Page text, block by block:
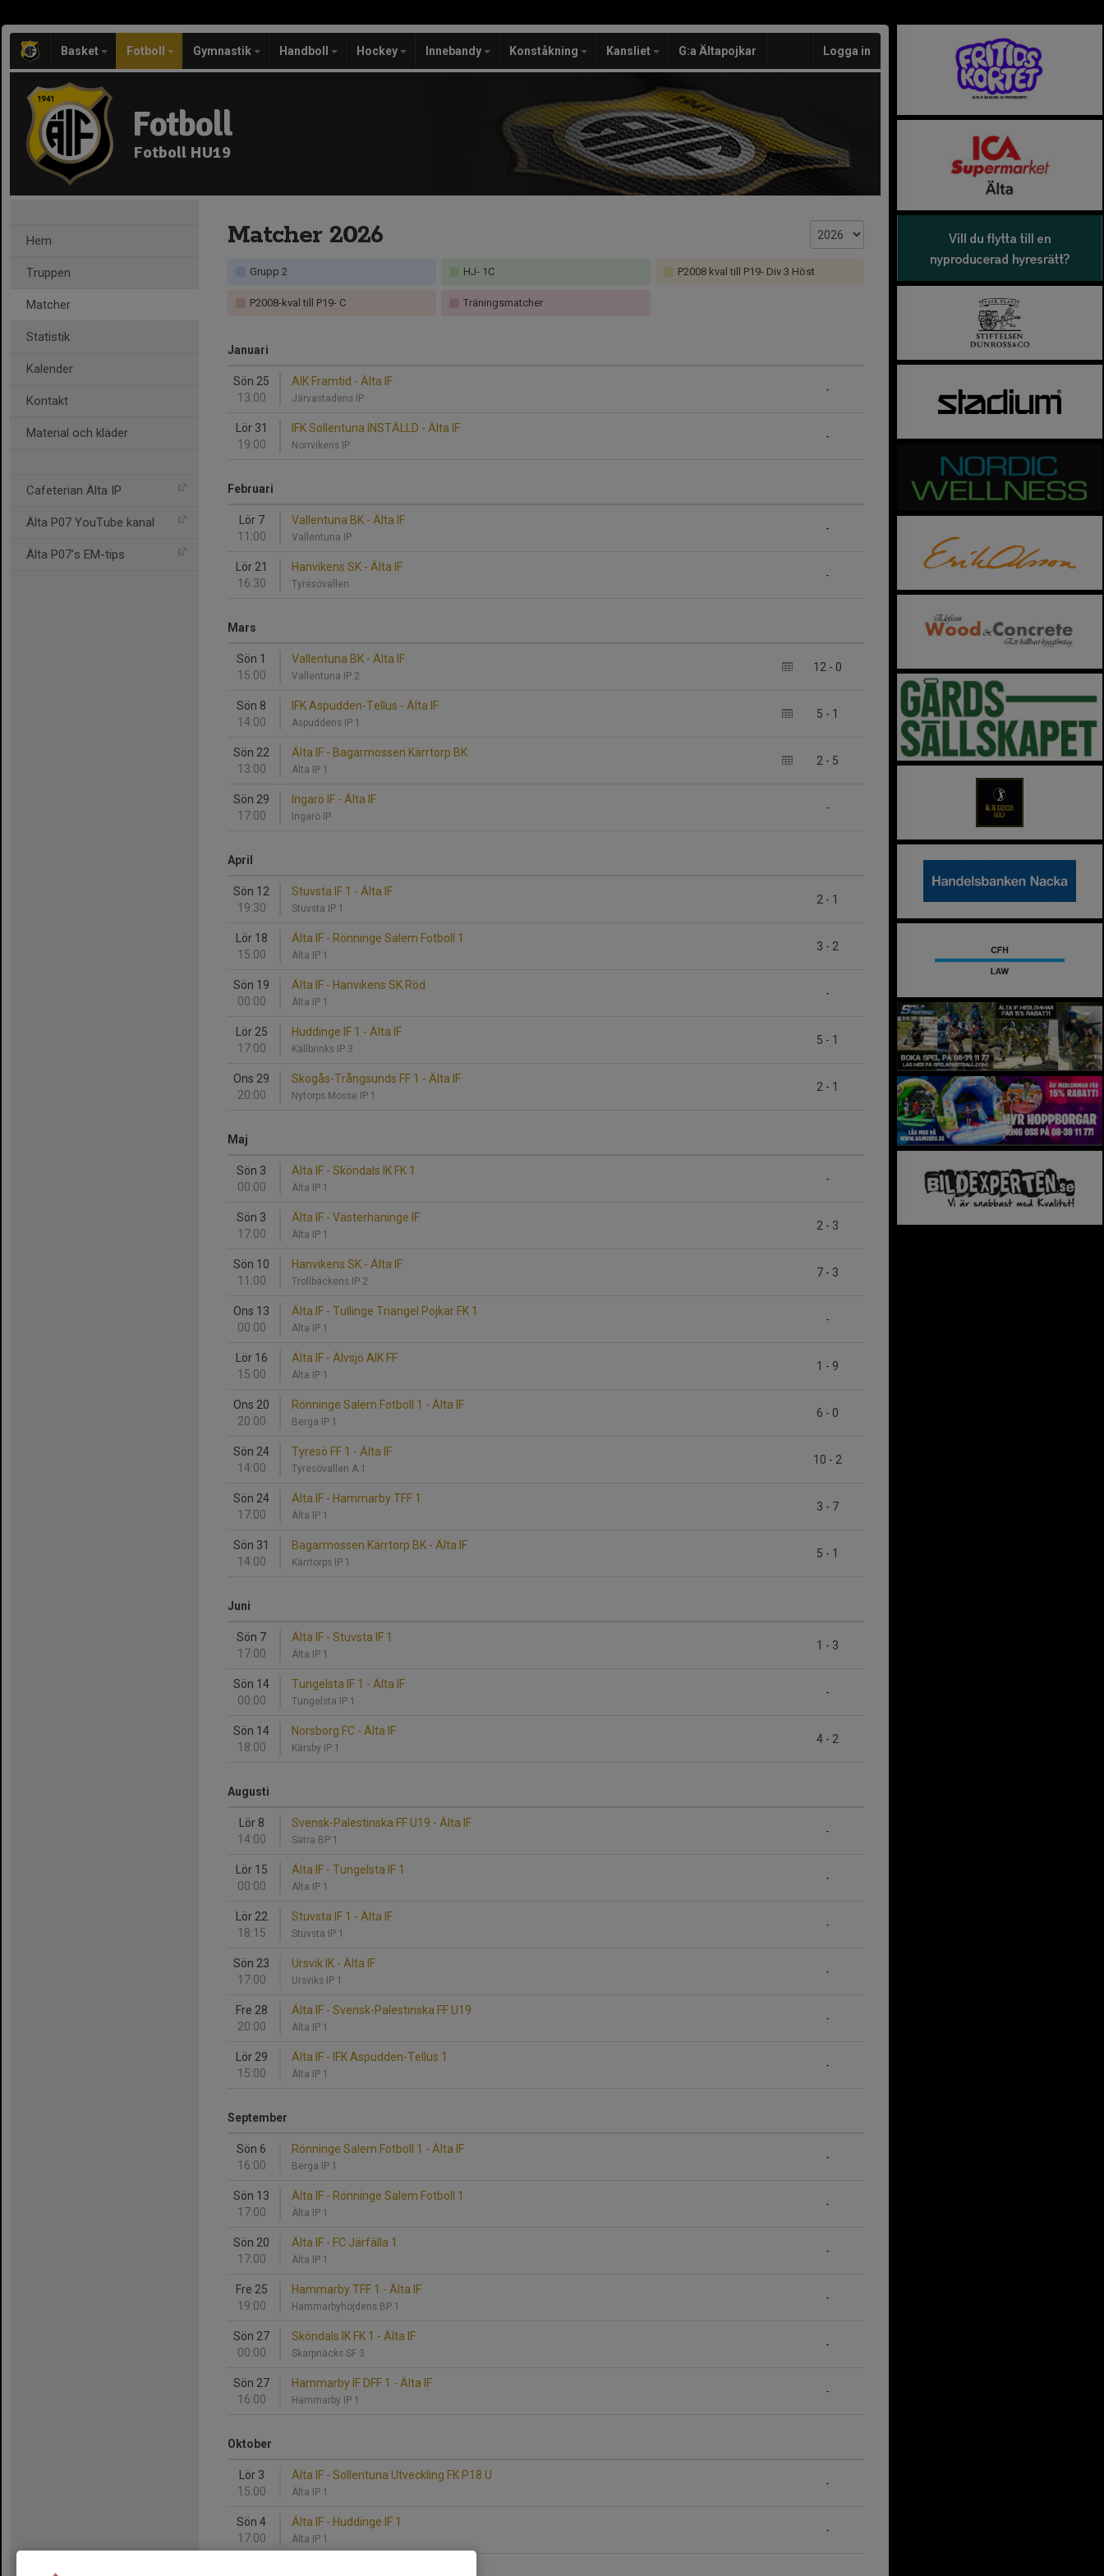
Basket Fotboll Gymnastik Handboll Hockey Innebandy Konståkning Kansliet G:a Ältapojkar Logga in
Fotboll
Fotboll HU19
Hem
Truppen
Matcher
Statistik
Kalender
Kontakt
Material och kläder
Cafeterian Älta IP
Älta P07 YouTube kanal
Älta P07's EM-tips
Matcher 2026
Grupp 2 HJ- 1C P2008 kval till P19- Div 3 Höst
P2008-kval till P19- C Träningsmatcher
Januari
Sön 25
13:00
-
AIK Framtid - Älta IF
Järvastadens IP
Lör 31
19:00
-
IFK Sollentuna INSTÄLLD - Älta IF
Norrvikens IP
Februari
Lör 7
11:00
-
Vallentuna BK - Älta IF
Vallentuna IP
Lör 21
16:30
-
Hanvikens SK - Älta IF
Tyresövallen
Mars
Sön 1
15:00
12 - 0
Vallentuna BK - Älta IF
Vallentuna IP 2
Sön 8
14:00
5 - 1
IFK Aspudden-Tellus - Älta IF
Aspuddens IP 1
Sön 22
13:00
2 - 5
Älta IF - Bagarmossen Kärrtorp BK
Älta IP 1
Sön 29
17:00
-
Ingarö IF - Älta IF
Ingarö IP
April
Sön 12
19:30
2 - 1
Stuvsta IF 1 - Älta IF
Stuvsta IP 1
Lör 18
15:00
3 - 2
Älta IF - Rönninge Salem Fotboll 1
Älta IP 1
Sön 19
00:00
-
Älta IF - Hanvikens SK Röd
Älta IP 1
Lör 25
17:00
5 - 1
Huddinge IF 1 - Älta IF
Källbrinks IP 3
Ons 29
20:00
2 - 1
Skogås-Trångsunds FF 1 - Älta IF
Nytorps Mosse IP 1
Maj
Sön 3
00:00
-
Älta IF - Sköndals IK FK 1
Älta IP 1
Sön 3
17:00
2 - 3
Älta IF - Västerhaninge IF
Älta IP 1
Sön 10
11:00
7 - 3
Hanvikens SK - Älta IF
Trollbäckens IP 2
Ons 13
00:00
-
Älta IF - Tullinge Triangel Pojkar FK 1
Älta IP 1
Lör 16
15:00
1 - 9
Älta IF - Älvsjö AIK FF
Älta IP 1
Ons 20
20:00
6 - 0
Rönninge Salem Fotboll 1 - Älta IF
Berga IP 1
Sön 24
14:00
10 - 2
Tyresö FF 1 - Älta IF
Tyresövallen A 1
Sön 24
17:00
3 - 7
Älta IF - Hammarby TFF 1
Älta IP 1
Sön 31
14:00
5 - 1
Bagarmossen Kärrtorp BK - Älta IF
Kärrtorps IP 1
Juni
Sön 7
17:00
1 - 3
Älta IF - Stuvsta IF 1
Älta IP 1
Sön 14
00:00
-
Tungelsta IF 1 - Älta IF
Tungelsta IP 1
Sön 14
18:00
4 - 2
Norsborg FC - Älta IF
Kärsby IP 1
Augusti
Lör 8
14:00
-
Svensk-Palestinska FF U19 - Älta IF
Sätra BP 1
Lör 15
00:00
-
Älta IF - Tungelsta IF 1
Älta IP 1
Lör 22
18:15
-
Stuvsta IF 1 - Älta IF
Stuvsta IP 1
Sön 23
17:00
-
Ursvik IK - Älta IF
Ursviks IP 1
Fre 28
20:00
-
Älta IF - Svensk-Palestinska FF U19
Älta IP 1
Lör 29
15:00
-
Älta IF - IFK Aspudden-Tellus 1
Älta IP 1
September
Sön 6
16:00
-
Rönninge Salem Fotboll 1 - Älta IF
Berga IP 1
Sön 13
17:00
-
Älta IF - Rönninge Salem Fotboll 1
Älta IP 1
Sön 20
17:00
-
Älta IF - FC Järfälla 1
Älta IP 1
Fre 25
19:00
-
Hammarby TFF 1 - Älta IF
Hammarbyhöjdens BP 1
Sön 27
00:00
-
Sköndals IK FK 1 - Älta IF
Skarpnäcks SF 3
Sön 27
16:00
-
Hammarby IF DFF 1 - Älta IF
Hammarby IP 1
Oktober
Lör 3
15:00
-
Älta IF - Sollentuna Utveckling FK P18 U
Älta IP 1
Sön 4
17:00
-
Älta IF - Huddinge IF 1
Älta IP 1